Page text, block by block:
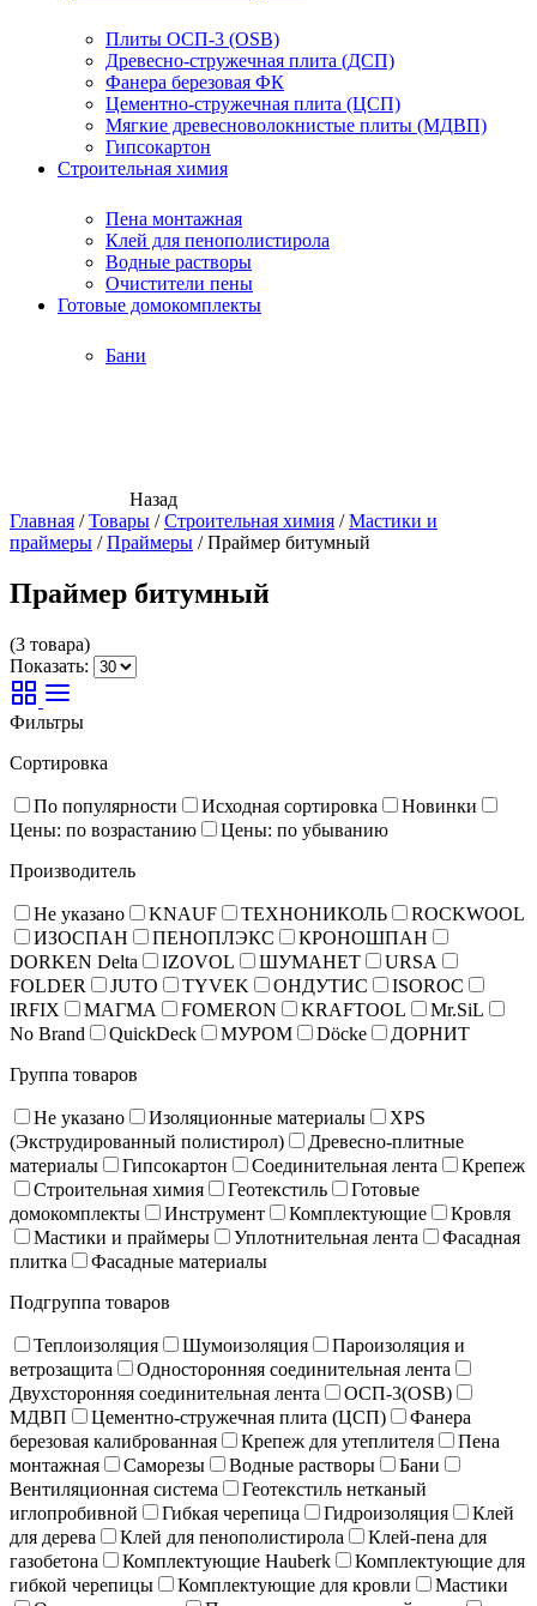
Плиты ОСП-3 (OSB)
Древесно-стружечная плита (ДСП)
Фанера березовая ФК
Цементно-стружечная плита (ЦСП)
Мягкие древесноволокнистые плиты (МДВП)
Гипсокартон
Строительная химия
Пена монтажная
Клей для пенополистирола
Водные растворы
Очистители пены
Готовые домокомплекты
Бани
Назад
Главная /Товары /Строительная химия /Мастики и
праймеры /Праймеры /Праймер битумный
Праймер битумный
(3 товара)
Показать:
Фильтры
Сортировка
По популярности Исходная сортировка
Новинки
Цены: по возрастанию
Цены: по убыванию
Производитель
Не указано KNAUF ТЕХНОНИКОЛЬ
ROCKWOOL
ИЗОСПАН
ПЕНОПЛЭКС
КРОНОШПАН
DORKEN Delta
IZOVOL ШУМАНЕТ
URSA
FOLDER
JUTO TYVEK ОНДУТИС
ISOROC
IRFIX
МАГМА FOMERON KRAFTOOL
Mr.SiL
No Brand
QuickDeck МУРОМ Döcke
ДОРНИТ
Группа товаров
Не указано Изоляционные материалы
XPS
(Экструдированный полистирол)
Древесно-плитные
материалы
Гипсокартон Соединительная лента
Крепеж
Строительная химия
Геотекстиль
Готовые
домокомплекты
Инструмент Комплектующие
Кровля
Мастики и праймеры
Уплотнительная лента
Фасадная
плитка
Фасадные материалы
Подгруппа товаров
Теплоизоляция Шумоизоляция
Пароизоляция и
ветрозащита
Односторонняя соединительная лента
Двухсторонняя соединительная лента
ОСП-3(OSB)
МДВП
Цементно-стружечная плита (ЦСП)
Фанера
березовая калиброванная
Крепеж для утеплителя
Пена
монтажная
Саморезы Водные растворы
Бани
Вентиляционная система
Геотекстиль нетканый
иглопробивной
Гибкая черепица Гидроизоляция
Клей
для дерева
Клей для пенополистирола
Клей-пена для
газобетона
Комплектующие Hauberk
Комплектующие для
гибкой черепицы
Комплектующие для кровли
Мастики